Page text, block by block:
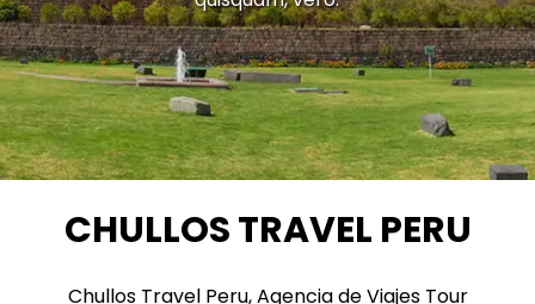
CHULLOS TRAVEL PERU
Chullos Travel Peru, Agencia de Viajes Tour